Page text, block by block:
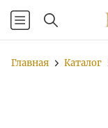
Главная Каталог